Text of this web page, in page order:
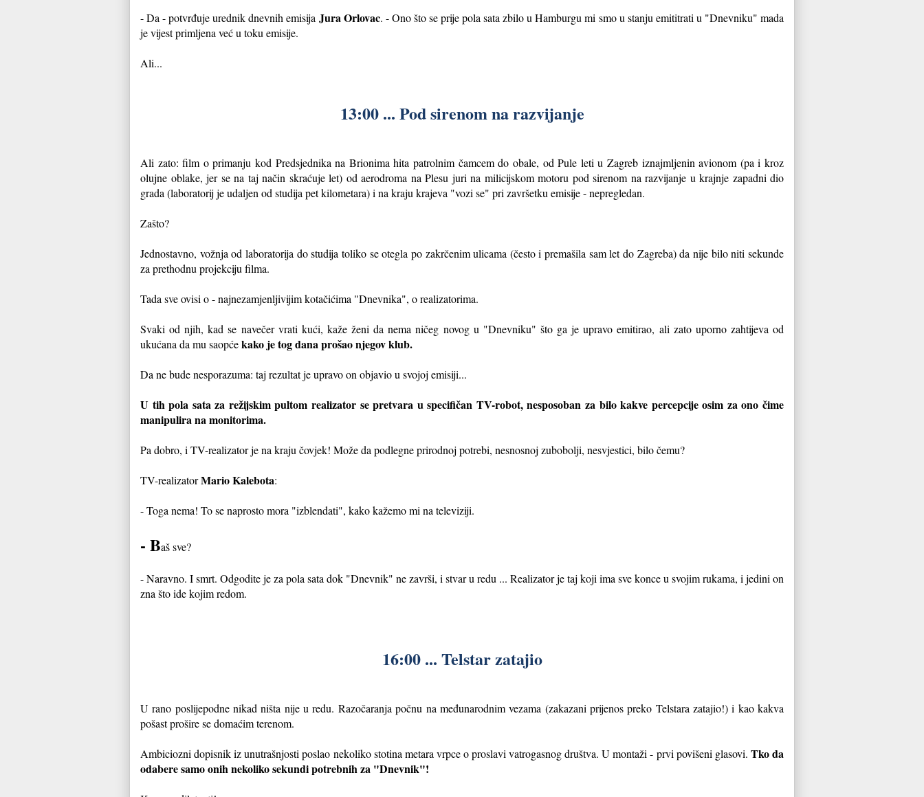
- Da - potvrđuje urednik dnevnih emisija Jura Orlovac. - Ono što se prije pola sata zbilo u Hamburgu mi smo u stanju emititrati u "Dnevniku" mada
je vijest primljena već u toku emisije.
Ali...
13:00 ... Pod sirenom na razvijanje
Ali zato: film o primanju kod Predsjednika na Brionima hita patrolnim čamcem do obale, od Pule leti u Zagreb iznajmljenin avionom (pa i kroz
olujne oblake, jer se na taj način skraćuje let) od aerodroma na Plesu juri na milicijskom motoru pod sirenom na razvijanje u krajnje zapadni dio
grada (laboratorij je udaljen od studija pet kilometara) i na kraju krajeva "vozi se" pri završetku emisije - nepregledan.
Zašto?
Jednostavno, vožnja od laboratorija do studija toliko se otegla po zakrčenim ulicama (često i premašila sam let do Zagreba) da nije bilo niti sekunde
za prethodnu projekciju filma.
Tada sve ovisi o - najnezamjenljivijim kotačićima "Dnevnika", o realizatorima.
Svaki od njih, kad se navečer vrati kući, kaže ženi da nema ničeg novog u "Dnevniku" što ga je upravo emitirao, ali zato uporno zahtijeva od
ukućana da mu saopćekako je tog dana prošao njegov klub.
Da ne bude nesporazuma: taj rezultat je upravo on objavio u svojoj emisiji...
U tih pola sata za režijskim pultom realizator se pretvara u specifičan TV-robot, nesposoban za bilo kakve percepcije osim za ono čime
manipulira na monitorima.
Pa dobro, i TV-realizator je na kraju čovjek! Može da podlegne prirodnoj potrebi, nesnosnoj zubobolji, nesvjestici, bilo čemu?
TV-realizatorMario Kalebota:
- Toga nema! To se naprosto mora "izblendati", kako kažemo mi na televiziji.
- Baš sve?
- Naravno. I smrt. Odgodite je za pola sata dok "Dnevnik" ne završi, i stvar u redu ... Realizator je taj koji ima sve konce u svojim rukama, i jedini on
zna što ide kojim redom.
16:00 ... Telstar zatajio
U rano poslijepodne nikad ništa nije u redu. Razočaranja počnu na međunarodnim vezama (zakazani prijenos preko Telstara zatajio!) i kao kakva
pošast prošire se domaćim terenom.
Ambiciozni dopisnik iz unutrašnjosti poslao nekoliko stotina metara vrpce o proslavi vatrogasnog društva. U montaži - prvi povišeni glasovi. Tko da
odabere samo onih nekoliko sekundi potrebnih za "Dnevnik"!